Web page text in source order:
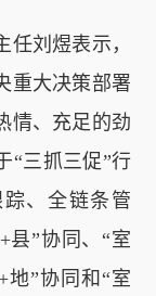
刘煜表示，
重大决策部署
情、充足的劲
“三抓三促”行
、全链条管
县”协同、“室
地”协同和“室